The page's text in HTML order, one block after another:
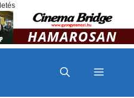
MENÜ